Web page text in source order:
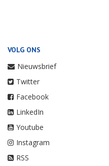
VOLG ONS
Nieuwsbrief
Twitter
Facebook
LinkedIn
Youtube
Instagram
RSS